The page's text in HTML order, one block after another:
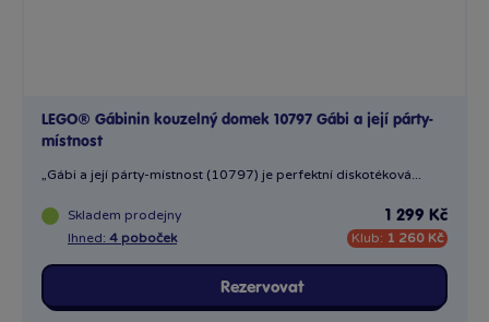
LEGO® Gábinin kouzelný domek 10797 Gábi a její párty-
místnost
„Gábi a její párty-místnost (10797) je perfektní diskotéková...
Skladem prodejny
Ihned: 4 poboček
1 299 Kč
Klub: 1 260 Kč
Rezervovat